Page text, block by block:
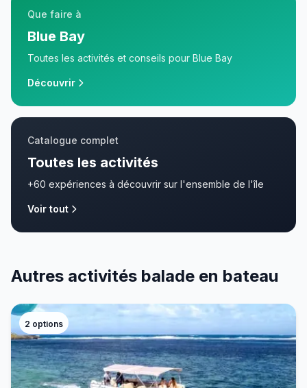
Que faire à
Blue Bay
Toutes les activités et conseils pour Blue Bay
Découvrir
Catalogue complet
Toutes les activités
+60 expériences à découvrir sur l'ensemble de l'île
Voir tout
Autres activités balade en bateau
2 options